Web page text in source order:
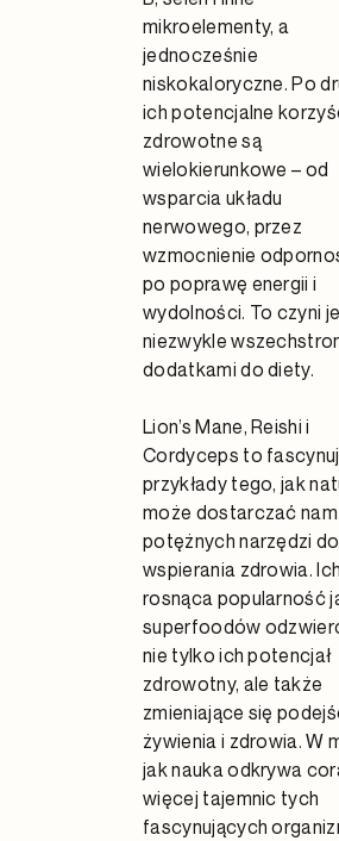
mikroelementy, a
jednocześnie
niskokaloryczne. Po
ich potencjalne
zdrowotne są
wielokierunkowe – od
wsparcia układu
nerwowego, przez
wzmocnienie
po poprawę energii i
wydolności. To czyni je
niezwykle
dodatkami do diety.
Lion’s Mane, Reishi i
Cordyceps to
przykłady tego, jak
może dostarczać nam
potężnych narzędzi do
wspierania zdrowia. Ich
rosnąca popularność
superfoodów
nie tylko ich potencjał
zdrowotny, ale także
zmieniające się
żywienia i zdrowia. W
jak nauka odkrywa
więcej tajemnic tych
fascynujących